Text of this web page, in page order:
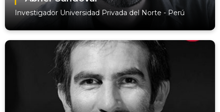
Investigador Universidad Privada del Norte - Perú